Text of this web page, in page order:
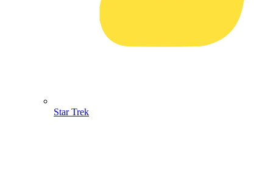
Star Trek